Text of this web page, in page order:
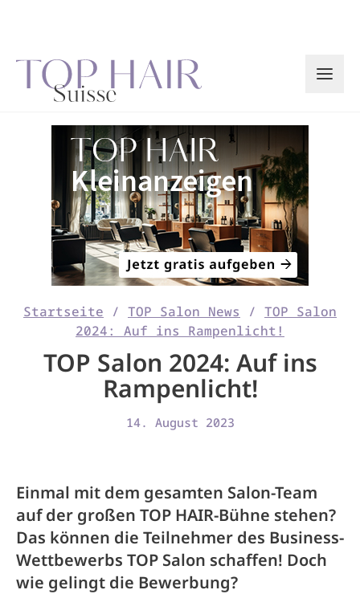
Startseite / TOP Salon News / TOP Salon
2024: Auf ins Rampenlicht!
TOP Salon 2024: Auf ins
Rampenlicht!
14. August 2023
Einmal mit dem gesamten Salon-Team
auf der großen TOP HAIR-Bühne stehen?
Das können die Teilnehmer des Business-
Wettbewerbs TOP Salon schaffen! Doch
wie gelingt die Bewerbung?